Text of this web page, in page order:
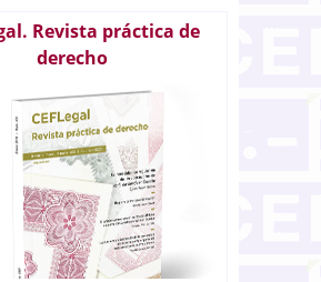
Revista práctica de
derecho